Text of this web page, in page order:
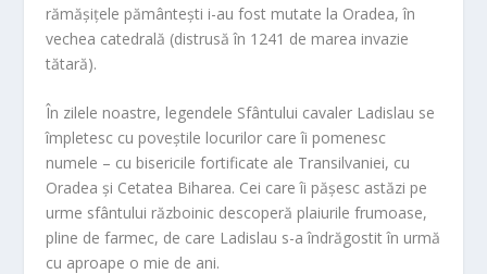
rămășițele pământești i-au fost mutate la Oradea, în
vechea catedrală (distrusă în 1241 de marea invazie
tătară).
În zilele noastre, legendele Sfântului cavaler Ladislau se
împletesc cu poveștile locurilor care îi pomenesc
numele – cu bisericile fortificate ale Transilvaniei, cu
Oradea și Cetatea Biharea. Cei care îi pășesc astăzi pe
urme sfântului războinic descoperă plaiurile frumoase,
pline de farmec, de care Ladislau s-a îndrăgostit în urmă
cu aproape o mie de ani.